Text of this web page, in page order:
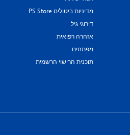
מדיניות ביטולים PS Store
דירוגי גיל
אזהרה רפואית
מפתחים
תוכנית הרישוי הרשמית